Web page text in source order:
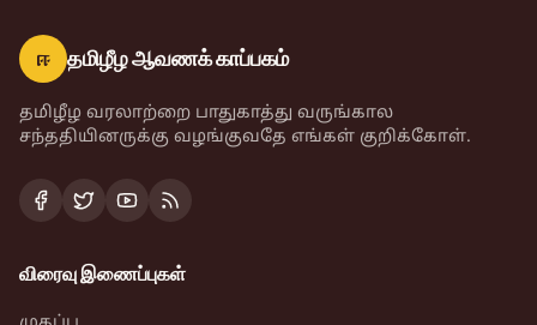
ஈ தமிழீழ ஆவணக் காப்பகம்
தமிழீழ வரலாற்றை பாதுகாத்து வருங்கால
சந்ததியினருக்கு வழங்குவதே எங்கள் குறிக்கோள்.
விரைவு இணைப்புகள்